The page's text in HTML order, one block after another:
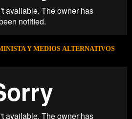
Y MEDIOS ALTERNATIVOS